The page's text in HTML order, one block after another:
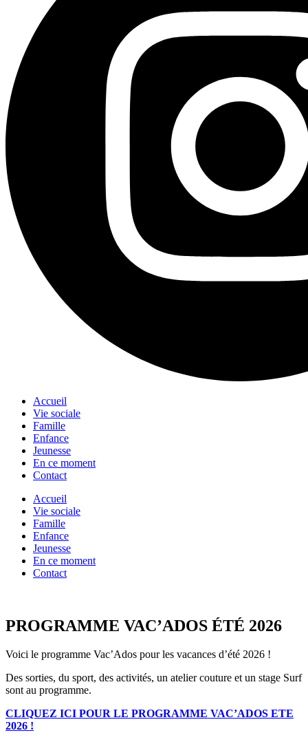
Accueil
Vie sociale
Famille
Enfance
Jeunesse
En ce moment
Contact
Accueil
Vie sociale
Famille
Enfance
Jeunesse
En ce moment
Contact
PROGRAMME VAC’ADOS ÉTÉ 2026
Voici le programme Vac’Ados pour les vacances d’été 2026 !
Des sorties, du sport, des activités, un atelier couture et un stage Surf
sont au programme.
CLIQUEZ ICI POUR LE PROGRAMME VAC’ADOS ETE
2026 !